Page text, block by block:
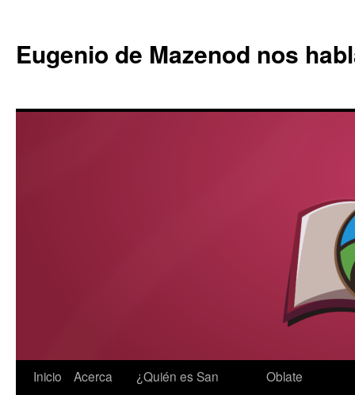
Eugenio de Mazenod nos
Saltar
Inicio
Acerca
¿Quién es San
Oblate